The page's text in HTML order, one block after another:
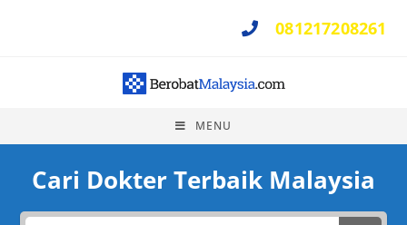
081217208261
MENU
Cari Dokter Terbaik Malaysia